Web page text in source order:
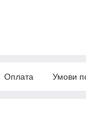
Оплата Умови